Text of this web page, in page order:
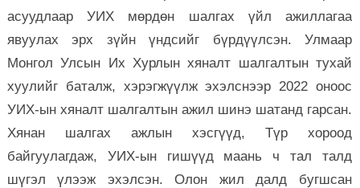
асуудлаар УИХ мөрдөн шалгах үйл ажиллагаа
явуулах эрх зүйн үндсийг бүрдүүлсэн. Улмаар
Монгол Улсын Их Хурлын хяналт шалгалтын тухай
хуулийг баталж, хэрэгжүүлж эхэлснээр 2022 оноос
УИХ-ын хяналт шалгалтын ажил шинэ шатанд гарсан.
Хянан шалгах ажлын хэсгүүд, Түр хороод
байгуулагдаж, УИХ-ын гишүүд маань ч тал талд
шүгэл үлээж эхэлсэн. Олон жил далд бугшсан